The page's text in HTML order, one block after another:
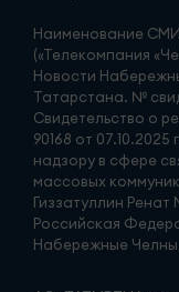
Наименование
(«Телекомпания
Новости
Татарстана. №
Свидетельство о
90168 от
надзору в сфере
массовых
Гиззатуллин
Российская
Набережные